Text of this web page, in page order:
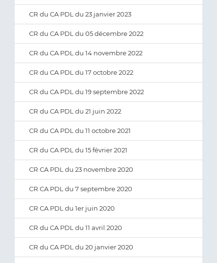
CR du CA PDL du 23 janvier 2023
CR du CA PDL du 05 décembre 2022
CR du CA PDL du 14 novembre 2022
CR du CA PDL du 17 octobre 2022
CR du CA PDL du 19 septembre 2022
CR du CA PDL du 21 juin 2022
CR du CA PDL du 11 octobre 2021
CR du CA PDL du 15 février 2021
CR CA PDL du 23 novembre 2020
CR CA PDL du 7 septembre 2020
CR CA PDL du 1er juin 2020
CR du CA PDL du 11 avril 2020
CR du CA PDL du 20 janvier 2020